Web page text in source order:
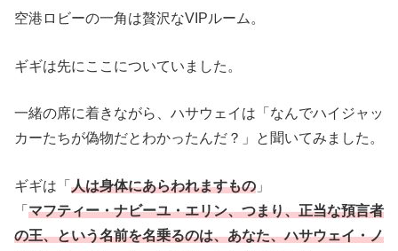
空港ロビーの一角は贅沢なVIPルーム。
ギギは先にここについていました。
一緒の席に着きながら、ハサウェイは「なんでハイジャッ
カーたちが偽物だとわかったんだ？」と聞いてみました。
ギギは「 人は身体にあらわれますもの 」
「 マフティー・ナビーユ・エリン、つまり、正当な預言者
の王、という名前を名乗るのは、あなた、ハサウェイ・ノ